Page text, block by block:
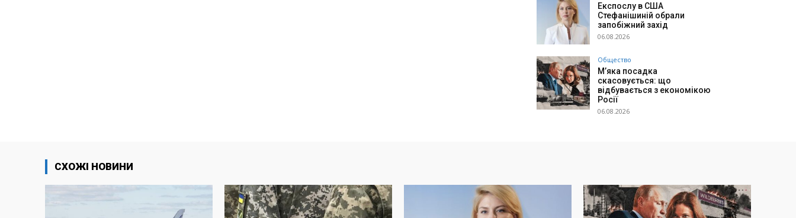
Експослу в США
Стефанішиній обрали
запобіжний захід
06.08.2026
Общество
М’яка посадка
скасовується: що
відбувається з економікою
Росії
06.08.2026
СХОЖІ НОВИНИ